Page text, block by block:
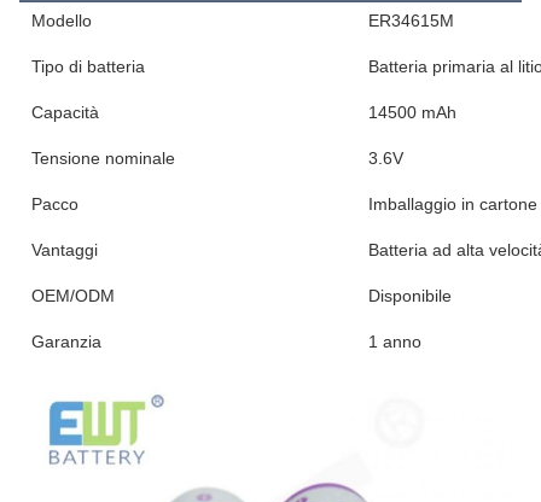
Modello ER34615M
Tipo di batteria Batteria primaria al
Capacità 14500 mAh
Tensione nominale 3.6V
Pacco Imballaggio in
Vantaggi Batteria ad alta
OEM/ODM Disponibile
Garanzia 1 anno